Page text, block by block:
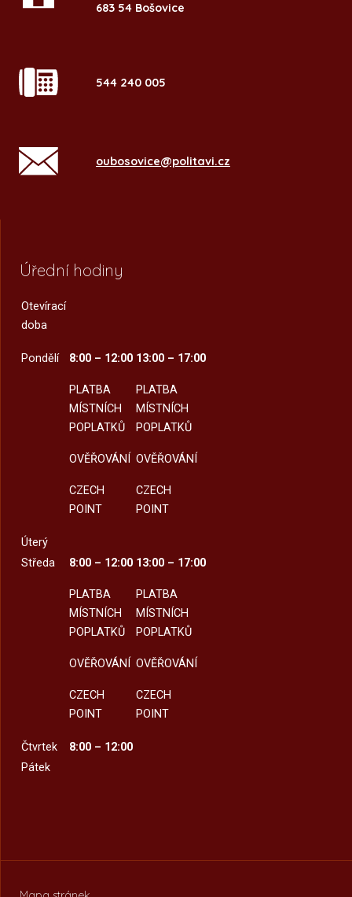
683 54 Bošovice
544 240 005
oubosovice@politavi.cz
Úřední hodiny
Otevírací
doba
Pondělí 8:00 – 12:00
PLATBA
MÍSTNÍCH
POPLATKŮ
OVĚŘOVÁNÍ
CZECH
POINT
13:00 – 17:00
PLATBA
MÍSTNÍCH
POPLATKŮ
OVĚŘOVÁNÍ
CZECH
POINT
Úterý
Středa
8:00 – 12:00
PLATBA
MÍSTNÍCH
POPLATKŮ
OVĚŘOVÁNÍ
CZECH
POINT
13:00 – 17:00
PLATBA
MÍSTNÍCH
POPLATKŮ
OVĚŘOVÁNÍ
CZECH
POINT
Čtvrtek
8:00 – 12:00
Pátek